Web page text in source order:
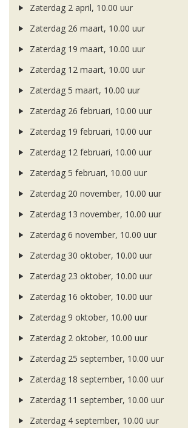
Zaterdag 2 april, 10.00 uur
Zaterdag 26 maart, 10.00 uur
Zaterdag 19 maart, 10.00 uur
Zaterdag 12 maart, 10.00 uur
Zaterdag 5 maart, 10.00 uur
Zaterdag 26 februari, 10.00 uur
Zaterdag 19 februari, 10.00 uur
Zaterdag 12 februari, 10.00 uur
Zaterdag 5 februari, 10.00 uur
Zaterdag 20 november, 10.00 uur
Zaterdag 13 november, 10.00 uur
Zaterdag 6 november, 10.00 uur
Zaterdag 30 oktober, 10.00 uur
Zaterdag 23 oktober, 10.00 uur
Zaterdag 16 oktober, 10.00 uur
Zaterdag 9 oktober, 10.00 uur
Zaterdag 2 oktober, 10.00 uur
Zaterdag 25 september, 10.00 uur
Zaterdag 18 september, 10.00 uur
Zaterdag 11 september, 10.00 uur
Zaterdag 4 september, 10.00 uur